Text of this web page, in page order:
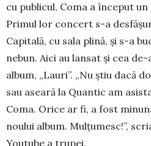
cu publicul, Coma a început
Primul lor concert s-a
Capitală, cu sala plină, și s-a
nebun. Aici au lansat și cea de-
album, „Lauri”. „Nu știu dacă
sau aseară la Quantic am
Coma. Orice ar fi, a fost
noului album. Mulțu­mesc!”,
Youtube a trupei.